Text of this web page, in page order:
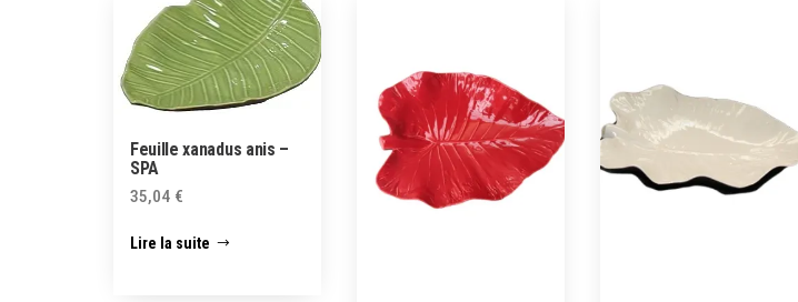
Feuille xanadus anis –
SPA
35,04 €
Lire la suite